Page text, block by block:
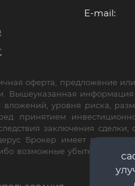
E-mail:
оферта, предложение
Вышеуказанная
уровня риска,
принятием
заключения сделки,
Брокер имеет
возможные убытки или